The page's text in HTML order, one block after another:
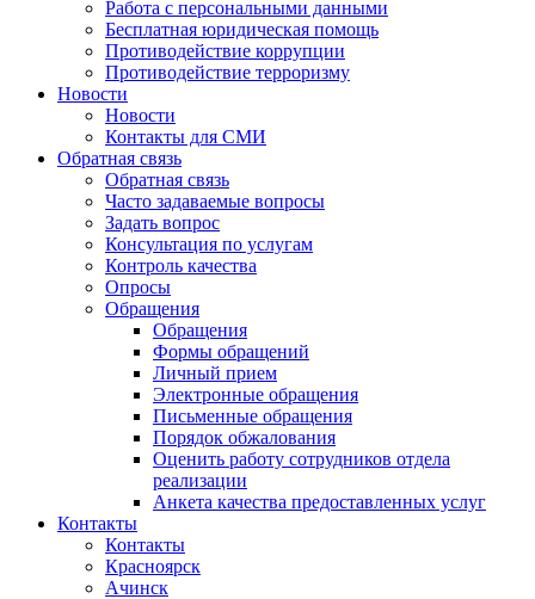
Работа с персональными данными
Бесплатная юридическая помощь
Противодействие коррупции
Противодействие терроризму
Новости
Новости
Контакты для СМИ
Обратная связь
Обратная связь
Часто задаваемые вопросы
Задать вопрос
Консультация по услугам
Контроль качества
Опросы
Обращения
Обращения
Формы обращений
Личный прием
Электронные обращения
Письменные обращения
Порядок обжалования
Оценить работу сотрудников отдела
реализации
Анкета качества предоставленных услуг
Контакты
Контакты
Красноярск
Ачинск